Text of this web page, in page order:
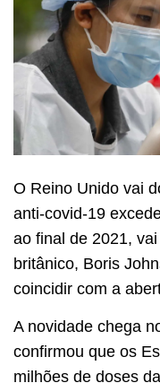
O Reino Unido vai
anti-covid-19
ao final de 2021,
britânico, Boris
coincidir com a
A novidade chega
confirmou que os
milhões de doses